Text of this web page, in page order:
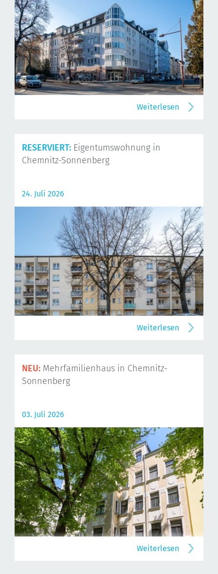
Weiterlesen
RESERVIERT: Eigentumswohnung in
Chemnitz-Sonnenberg
24. Juli 2026
Weiterlesen
NEU: Mehrfamilienhaus in Chemnitz-
Sonnenberg
03. Juli 2026
Weiterlesen